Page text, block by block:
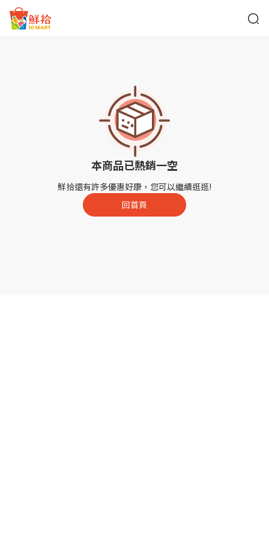
鮮拾
本商品已熱銷一空
鮮拾還有許多優惠好康，您可以繼續逛逛!
回首頁